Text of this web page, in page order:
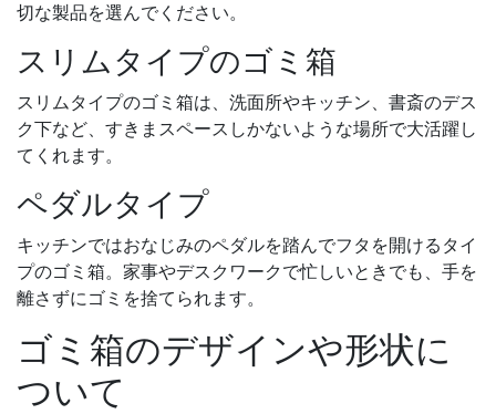
切な製品を選んでください。
スリムタイプのゴミ箱
スリムタイプのゴミ箱は、洗面所やキッチン、書斎のデス
ク下など、すきまスペースしかないような場所で大活躍し
てくれます。
ペダルタイプ
キッチンではおなじみのペダルを踏んでフタを開けるタイ
プのゴミ箱。家事やデスクワークで忙しいときでも、手を
離さずにゴミを捨てられます。
ゴミ箱のデザインや形状に
ついて